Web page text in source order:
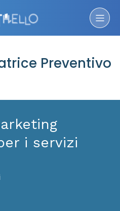
Preventivo
i servizi